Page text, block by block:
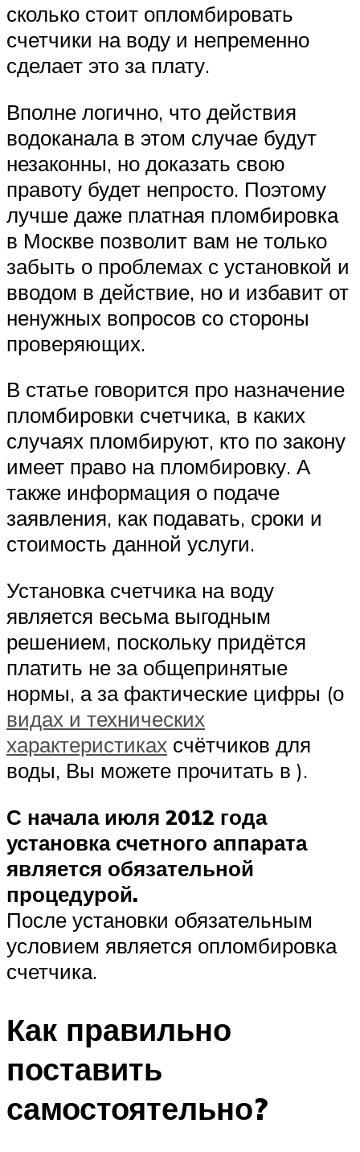
сколько стоит опломбировать
счетчики на воду и непременно
сделает это за плату.
Вполне логично, что действия
водоканала в этом случае будут
незаконны, но доказать свою
правоту будет непросто. Поэтому
лучше даже платная пломбировка
в Москве позволит вам не только
забыть о проблемах с установкой и
вводом в действие, но и избавит от
ненужных вопросов со стороны
проверяющих.
В статье говорится про назначение
пломбировки счетчика, в каких
случаях пломбируют, кто по закону
имеет право на пломбировку. А
также информация о подаче
заявления, как подавать, сроки и
стоимость данной услуги.
Установка счетчика на воду
является весьма выгодным
решением, поскольку придётся
платить не за общепринятые
нормы, а за фактические цифры (о
видах и технических
характеристиках счётчиков для
воды, Вы можете прочитать в ).
С начала июля 2012 года
установка счетного аппарата
является обязательной
процедурой.
После установки обязательным
условием является опломбировка
счетчика.
Как правильно
поставить
самостоятельно?